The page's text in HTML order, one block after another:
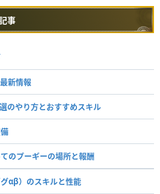
事
新情報
のやり方とおすすめスキル
のプーギーの場所と報酬
αβ）のスキルと性能